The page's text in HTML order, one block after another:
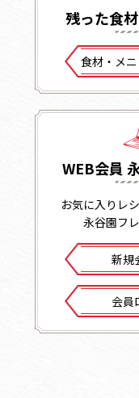
残った⾷材
⾷材・メ
WEB会員
お気に入りレ
永谷園フ
新規
会員